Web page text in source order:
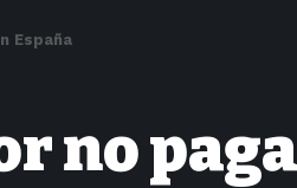
España
no